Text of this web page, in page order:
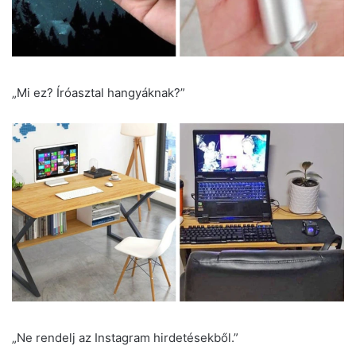
„Mi ez? Íróasztal hangyáknak?”
„Ne rendelj az Instagram hirdetésekből.”